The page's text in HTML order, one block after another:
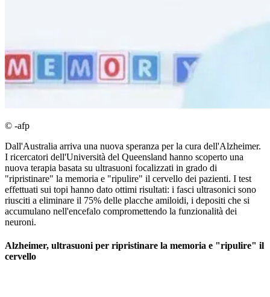
© -afp
Dall'Australia arriva una nuova speranza per la cura dell'Alzheimer.
I ricercatori dell'Università del Queensland hanno scoperto una
nuova terapia basata su ultrasuoni focalizzati in grado di
"ripristinare" la memoria e "ripulire" il cervello dei pazienti. I test
effettuati sui topi hanno dato ottimi risultati: i fasci ultrasonici sono
riusciti a eliminare il 75% delle placche amiloidi, i depositi che si
accumulano nell'encefalo compromettendo la funzionalità dei
neuroni.
Alzheimer, ultrasuoni per ripristinare la memoria e "ripulire" il
cervello